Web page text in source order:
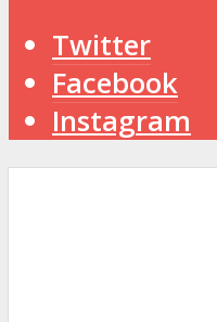
Twitter
Facebook
Instagram